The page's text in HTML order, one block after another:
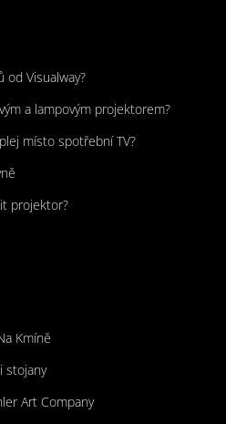
od Visualway?
a lampovým projektorem?
místo spotřební TV?
projektor?
Kmíně
stojany
Art Company